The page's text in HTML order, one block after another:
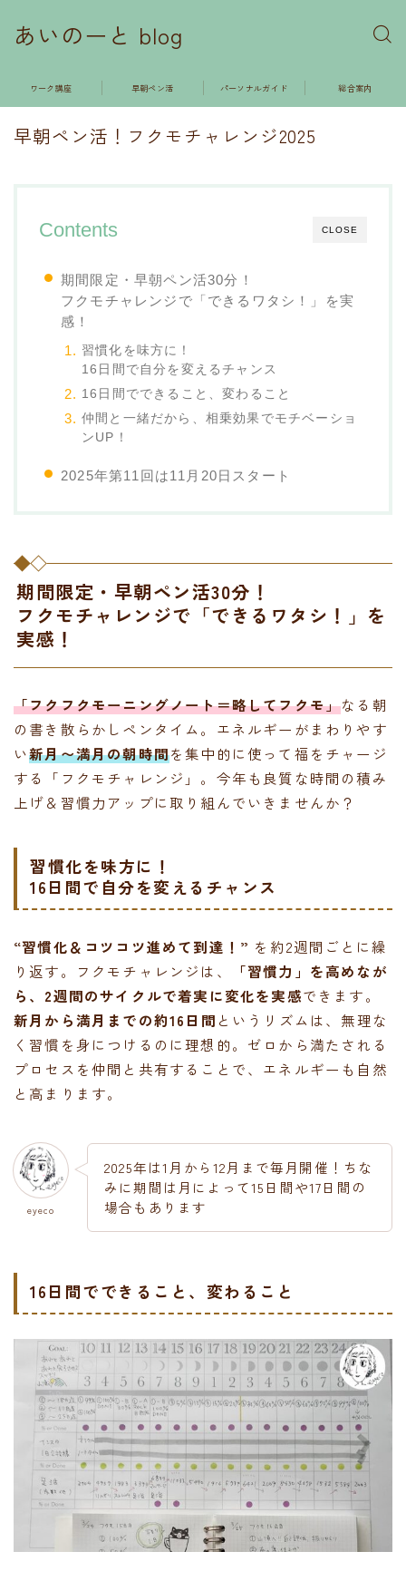
あいのーと blog
ワーク講座 早朝ペン活 パーソナルガイド 総合案内
早朝ペン活！フクモチャレンジ2025
CLOSE
Contents
期間限定・早朝ペン活30分！
フクモチャレンジで「できるワタシ！」を実
感！
習慣化を味方に！
16日間で自分を変えるチャンス
16日間でできること、変わること
仲間と一緒だから、相乗効果でモチベーショ
ンUP！
2025年第11回は11月20日スタート
期間限定・早朝ペン活30分！
フクモチャレンジで「できるワタシ！」を
実感！
「フクフクモーニングノート＝略してフクモ」なる朝
の書き散らかしペンタイム。エネルギーがまわりやす
い新月〜満月の朝時間を集中的に使って福をチャージ
する「フクモチャレンジ」。今年も良質な時間の積み
上げ＆習慣力アップに取り組んでいきませんか？
習慣化を味方に！
16日間で自分を変えるチャンス
“習慣化＆コツコツ進めて到達！” を約2週間ごとに繰
り返す。フクモチャレンジは、
「習慣力」を高めなが
ら、2週間のサイクルで着実に変化を実感できます。
新月から満月までの約16日間 というリズムは、無理な
く習慣を身につけるのに理想的。ゼロから満たされる
プロセスを仲間と共有することで、エネルギーも自然
と高まります。
eyeco
2025年は1月から12月まで毎月開催！ちな
みに期間は月によって15日間や17日間の
場合もあります
16日間でできること、変わること